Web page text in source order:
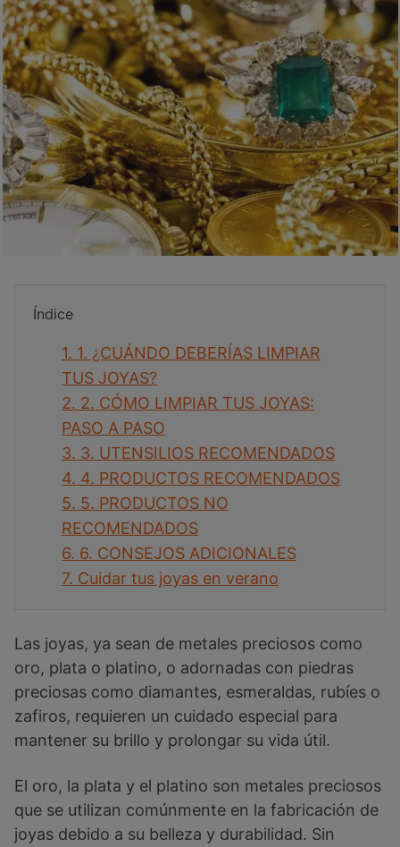
Índice
1. 1. ¿CUÁNDO DEBERÍAS LIMPIAR
TUS JOYAS?
2. 2. CÓMO LIMPIAR TUS JOYAS:
PASO A PASO
3. 3. UTENSILIOS RECOMENDADOS
4. 4. PRODUCTOS RECOMENDADOS
5. 5. PRODUCTOS NO
RECOMENDADOS
6. 6. CONSEJOS ADICIONALES
7. Cuidar tus joyas en verano
Las joyas, ya sean de metales preciosos como
oro, plata o platino, o adornadas con piedras
preciosas como diamantes, esmeraldas, rubíes o
zafiros, requieren un cuidado especial para
mantener su brillo y prolongar su vida útil.
El oro, la plata y el platino son metales preciosos
que se utilizan comúnmente en la fabricación de
joyas debido a su belleza y durabilidad. Sin